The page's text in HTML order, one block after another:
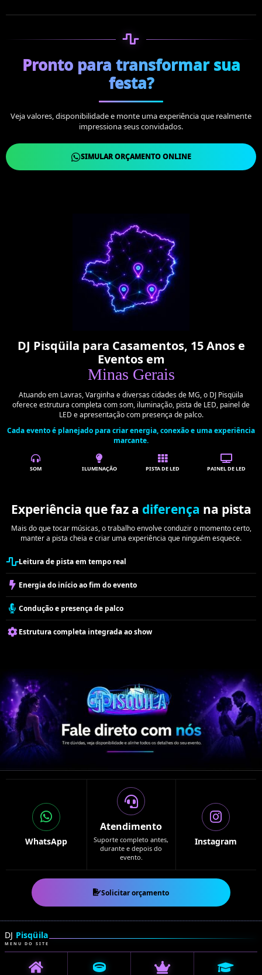
Pronto para transformar sua
festa?
Veja valores, disponibilidade e monte uma experiência que realmente
impressiona seus convidados.
SIMULAR ORÇAMENTO ONLINE
DJ Pisqüila para Casamentos, 15 Anos e
Eventos em
Minas Gerais
Atuando em Lavras, Varginha e diversas cidades de MG, o DJ Pisqüila
oferece estrutura completa com som, iluminação, pista de LED, painel de
LED e apresentação com presença de palco.
Cada evento é planejado para criar energia, conexão e uma experiência
marcante.
SOM ILUMINAÇÃO PISTA DE LED PAINEL DE LED
Experiência que faz a diferença na pista
Mais do que tocar músicas, o trabalho envolve conduzir o momento certo,
manter a pista cheia e criar uma experiência que ninguém esquece.
Leitura de pista em tempo real
Energia do início ao fim do evento
Condução e presença de palco
Estrutura completa integrada ao show
WhatsApp
Atendimento
Suporte completo antes,
durante e depois do
evento.
Instagram
Solicitar orçamento
DJ Pisqüila
MENU DO SITE